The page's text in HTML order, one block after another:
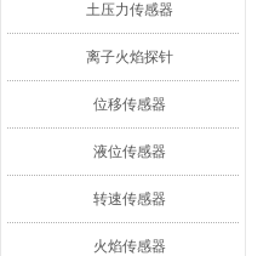
土压力传感器
离子火焰探针
位移传感器
液位传感器
转速传感器
火焰传感器